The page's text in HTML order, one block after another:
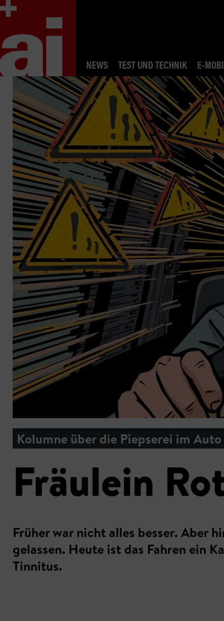
NEWS
TEST UND TECHNIK E-
Kolumne über die Piepserei im Auto
Fräulein
Früher war nicht alles besser. Aber
gelassen. Heute ist das Fahren ein
Tinnitus.